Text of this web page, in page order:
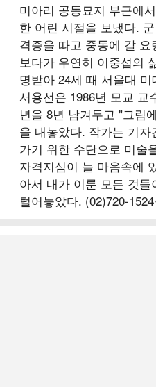
미아리 공동묘지 부근에
한 어린 시절을 보냈다.
격증을 따고 중동에 갈
보다가 우연히 이중섭의
명받아 24세 때 서울대
서용선은 1986년 모교 교
년을 8년 남겨두고 "그림
을 내놓았다. 작가는 기
가기 위한 수단으로 미술
자격지심이 늘 마음속에
아서 내가 이룬 모든 것
털어놓았다. (02)720-